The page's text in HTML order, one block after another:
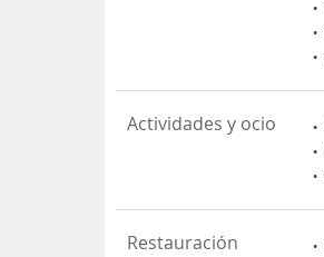
Actividades y ocio
Restauración